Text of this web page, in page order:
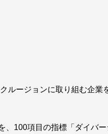
ルージョンに取り組む企業
、100項目の指標「ダイバ